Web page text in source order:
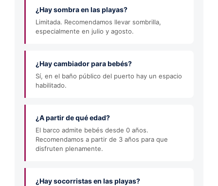
¿Hay sombra en las playas?
Limitada. Recomendamos llevar sombrilla,
especialmente en julio y agosto.
¿Hay cambiador para bebés?
Sí, en el baño público del puerto hay un espacio
habilitado.
¿A partir de qué edad?
El barco admite bebés desde 0 años.
Recomendamos a partir de 3 años para que
disfruten plenamente.
¿Hay socorristas en las playas?